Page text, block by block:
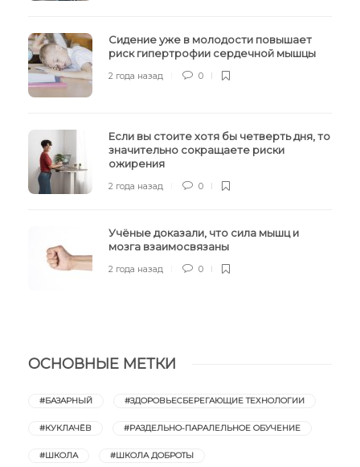
Сидение уже в молодости повышает
риск гипертрофии сердечной мышцы
2 года назад 0
Если вы стоите хотя бы четверть дня, то
значительно сокращаете риски
ожирения
2 года назад 0
Учёные доказали, что сила мышц и
мозга взаимосвязаны
2 года назад 0
ОСНОВНЫЕ МЕТКИ
#БАЗАРНЫЙ #ЗДОРОВЬЕСБЕРЕГАЮЩИЕ ТЕХНОЛОГИИ
#КУКЛАЧЁВ #РАЗДЕЛЬНО-ПАРАЛЕЛЬНОЕ ОБУЧЕНИЕ
#ШКОЛА #ШКОЛА ДОБРОТЫ